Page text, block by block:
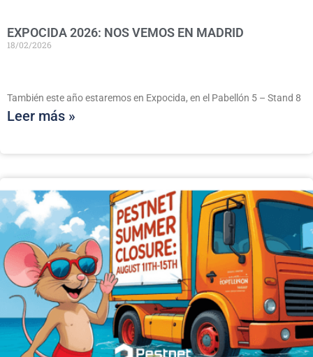
EXPOCIDA 2026: NOS VEMOS EN MADRID
18/02/2026
También este año estaremos en Expocida, en el Pabellón 5 – Stand 8
Leer más »